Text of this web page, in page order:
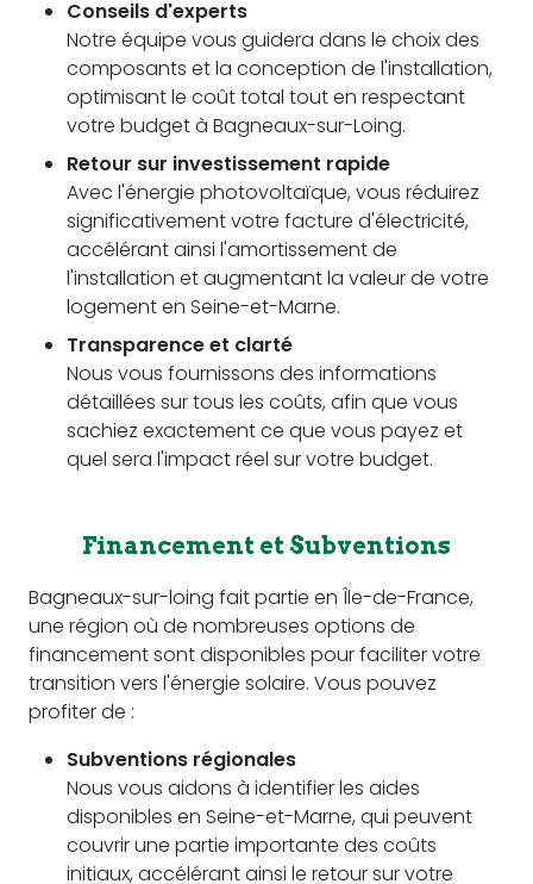
Conseils d'experts
Notre équipe vous guidera dans le choix des
composants et la conception de l'installation,
optimisant le coût total tout en respectant
votre budget à Bagneaux-sur-Loing.
Retour sur investissement rapide
Avec l'énergie photovoltaïque, vous réduirez
significativement votre facture d'électricité,
accélérant ainsi l'amortissement de
l'installation et augmentant la valeur de votre
logement en Seine-et-Marne.
Transparence et clarté
Nous vous fournissons des informations
détaillées sur tous les coûts, afin que vous
sachiez exactement ce que vous payez et
quel sera l'impact réel sur votre budget.
Financement et Subventions
Bagneaux-sur-loing fait partie en Île-de-France,
une région où de nombreuses options de
financement sont disponibles pour faciliter votre
transition vers l'énergie solaire. Vous pouvez
profiter de :
Subventions régionales
Nous vous aidons à identifier les aides
disponibles en Seine-et-Marne, qui peuvent
couvrir une partie importante des coûts
initiaux, accélérant ainsi le retour sur votre